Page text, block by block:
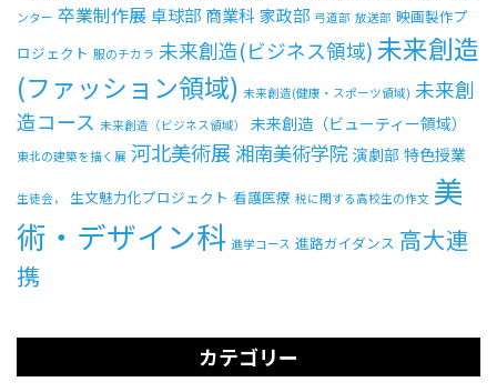
ンター 卒業制作展卓球部 商業科 家政部 弓道部 放送部 映画製作プ
ロジェクト 服のチカラ 未来創造(ビジネス領域)未来創造
(ファッション領域) 未来創造(健康・スポーツ領域) 未来創
造コース 未来創造（ビジネス領域） 未来創造（ビューティー領域）
東北の建築を描く展 河北美術展 湘南美術学院 演劇部 特色授業
生徒会， 生文魅力化プロジェクト 看護医療 税に関する高校生の作文 美
術・デザイン科 進学コース 進路ガイダンス 高大連
携
カテゴリー